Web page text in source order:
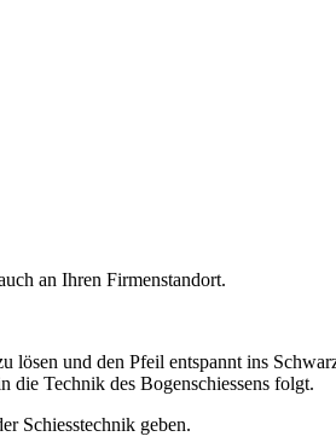
an Ihren Firmenstandort.
und den Pfeil entspannt ins
die Technik des Bogenschiessens folgt.
Schiesstechnik geben.